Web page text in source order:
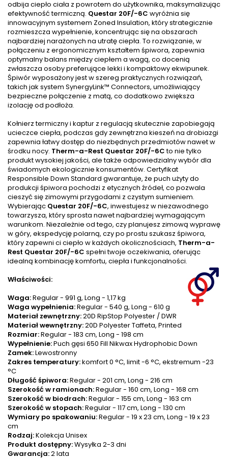
odbija ciepło ciała z powrotem do użytkownika, maksymalizując
efektywność termiczną. Questar 20F/-6C wyróżnia się
innowacyjnym systemem Zoned Insulation, który strategicznie
rozmieszcza wypełnienie, koncentrując się na obszarach
najbardziej narażonych na utratę ciepła. To rozwiązanie, w
połączeniu z ergonomicznym kształtem śpiwora, zapewnia
optymalny balans między ciepłem a wagą, co docenią
zwłaszcza osoby preferujące lekki i kompaktowy ekwipunek.
Śpiwór wyposażony jest w szereg praktycznych rozwiązań,
takich jak system SynergyLink™ Connectors, umożliwiający
bezpieczne połączenie z matą, co dodatkowo zwiększa
izolację od podłoża.
Kołnierz termiczny i kaptur z regulacją skutecznie zapobiegają
ucieczce ciepła, podczas gdy zewnętrzna kieszeń na drobiazgi
zapewnia łatwy dostęp do niezbędnych przedmiotów nawet w
środku nocy. Therm-a-Rest Questar 20F/-6Cto nie tylko
produkt wysokiej jakości, ale także odpowiedzialny wybór dla
świadomych ekologicznie konsumentów. Certyfikat
Responsible Down Standard gwarantuje, że puch użyty do
produkcji śpiwora pochodzi z etycznych źródeł, co pozwala
cieszyć się zimowymi przygodami z czystym sumieniem.
Wybierając Questar 20F/-6C, inwestujesz w niezawodnego
towarzysza, który sprosta nawet najbardziej wymagającym
warunkom. Niezależnie od tego, czy planujesz zimową wyprawę
w góry, ekspedycję polarną, czy po prostu szukasz śpiwora,
który zapewni ci ciepło w każdych okolicznościach, Therm-a-
Rest Questar 20F/-6C spełni twoje oczekiwania, oferując
idealną kombinację komfortu, ciepła i funkcjonalności.
Właściwości:
Waga:Regular - 991 g, Long - 1,17 kg
Waga wypełnienia:Regular - 540 g, Long - 610 g
Materiał zewnętrzny:20D RipStop Polyester / DWR
Materiał wewnętrzny:20D Polyester Taffeta, Printed
Rozmiar:Regular - 183 cm, Long - 198 cm
Wypełnienie:Puch gęsi 650 Fill Nikwax Hydrophobic Down
Zamek:Lewostronny
Zakres temperatury:komfort 0 °C, limit -6 °C, ekstremum -23
°C
Długość śpiwora:Regular - 201 cm, Long - 216 cm
Szerokość w ramionach:Regular - 160 cm, Long - 168 cm
Szerokość w biodrach:Regular - 155 cm, Long - 163 cm
Szerokość w stopach:Regular - 117 cm, Long - 130 cm
Wymiary po spakowaniu:Regular - 19 x 23 cm, Long - 19 x 23
cm
Rodzaj:Kolekcja Unisex
Produkt dostępny:Wysyłka 2-3 dni
Gwarancja:2 lata